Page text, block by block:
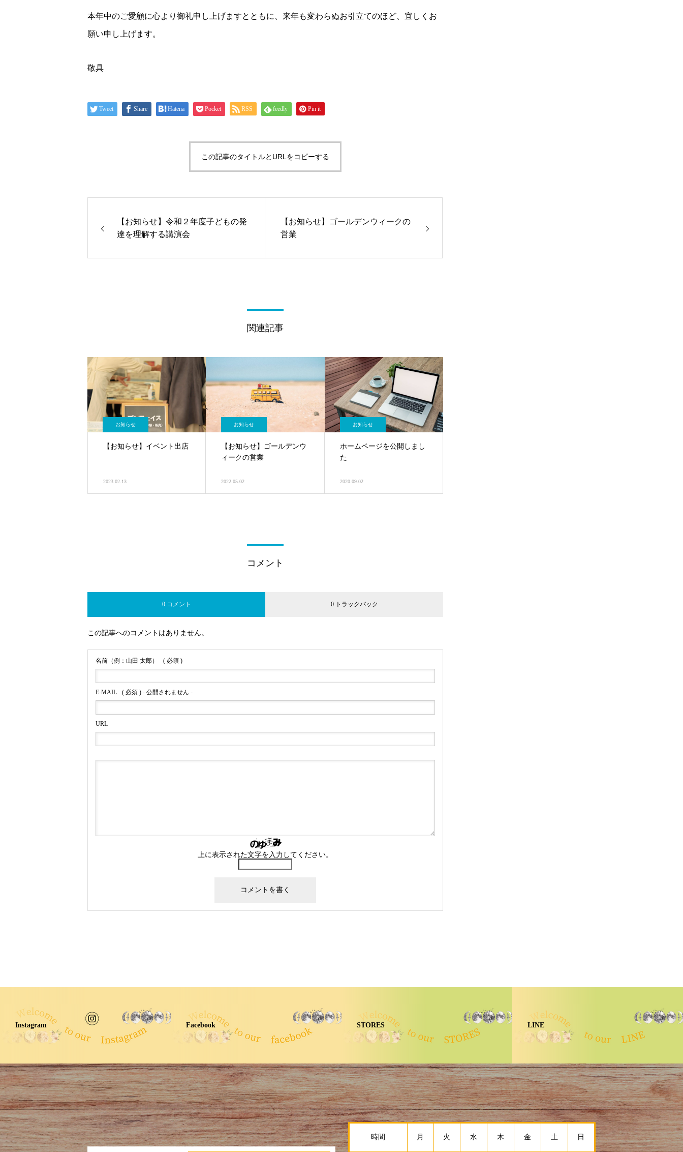
本年中のご愛顧に心より御礼申し上げますとともに、来年も変わらぬお引立てのほど、宜しくお
願い申し上げます。
敬具
Tweet Share Hatena Pocket RSS feedly Pin it
この記事のタイトルとURLをコピーする
【お知らせ】令和２年度子どもの発
達を理解する講演会
【お知らせ】ゴールデンウィークの
営業
関連記事
お知らせ
【お知らせ】イベント出店
2023.02.13
お知らせ
【お知らせ】ゴールデンウ
ィークの営業
2022.05.02
お知らせ
ホームページを公開しまし
た
2020.09.02
コメント
0 コメント 0 トラックバック
この記事へのコメントはありません。
名前（例：山田 太郎） ( 必須 )
E-MAIL ( 必須 ) - 公開されません -
URL
上に表示された文字を入力してください。
Instagram Facebook STORES LINE
時間 月 火 水 木 金 土 日